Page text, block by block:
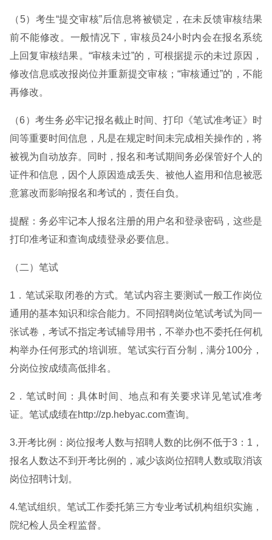
（5）考生“提交审核”后信息将被锁定，在未反馈审核结果
前不能修改。一般情况下，审核员24小时内会在报名系统
上回复审核结果。“审核未过”的，可根据提示的未过原因，
修改信息或改报岗位并重新提交审核；“审核通过”的，不能
再修改。
（6）考生务必牢记报名截止时间、打印《笔试准考证》时
间等重要时间信息，凡是在规定时间未完成相关操作的，将
被视为自动放弃。同时，报名和考试期间务必保管好个人的
证件和信息，因个人原因造成丢失、被他人盗用和信息被恶
意篡改而影响报名和考试的，责任自负。
提醒：务必牢记本人报名注册的用户名和登录密码，这些是
打印准考证和查询成绩登录必要信息。
（二）笔试
1．笔试采取闭卷的方式。笔试内容主要测试一般工作岗位
通用的基本知识和综合能力。不同招聘岗位笔试考试为同一
张试卷，考试不指定考试辅导用书，不举办也不委托任何机
构举办任何形式的培训班。笔试实行百分制，满分100分，
分岗位按成绩高低排名。
2．笔试时间：具体时间、地点和有关要求详见笔试准考
证。笔试成绩在http://zp.hebyac.com查询。
3.开考比例：岗位报考人数与招聘人数的比例不低于3：1，
报名人数达不到开考比例的，减少该岗位招聘人数或取消该
岗位招聘计划。
4.笔试组织。笔试工作委托第三方专业考试机构组织实施，
院纪检人员全程监督。